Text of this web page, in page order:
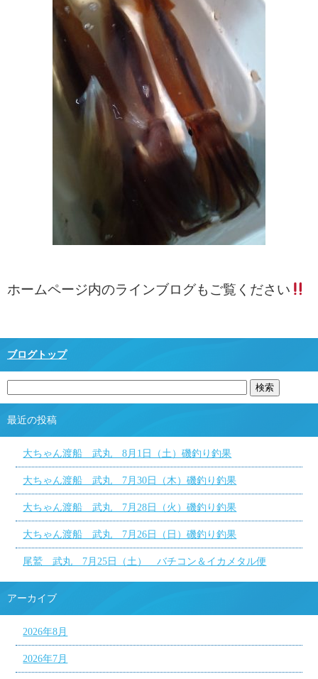
ホームページ内のラインブログもご覧ください
ブログトップ
最近の投稿
大ちゃん渡船 武丸 8月1日（土）磯釣り釣果
大ちゃん渡船 武丸 7月30日（木）磯釣り釣果
大ちゃん渡船 武丸 7月28日（火）磯釣り釣果
大ちゃん渡船 武丸 7月26日（日）磯釣り釣果
尾鷲 武丸 7月25日（土） バチコン＆イカメタル便
アーカイブ
2026年8月
2026年7月